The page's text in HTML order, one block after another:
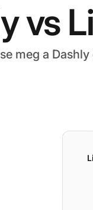
vs
meg a